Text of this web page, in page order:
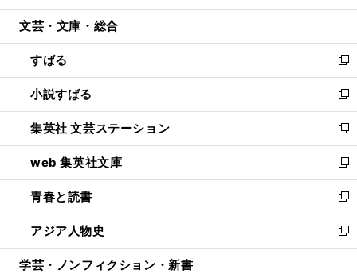
開
ウ
開
く
ン
ウ
で
開
く
ウ
ン
ド
ウ
で
開
く
文芸・文庫・総合
すばる
新
し
い
ウ
ィ
ン
ド
ウ
で
開
く
小説すばる
新
し
い
ウ
ィ
ン
ド
ウ
で
開
集英社 文芸ステーション
新
し
い
ウ
ィ
ン
ド
ウ
web 集英社文庫
新
し
い
ウ
ィ
ン
青春と読書
新
し
い
ウ
アジア人物史
新
し
学芸・ノンフィクション・新書